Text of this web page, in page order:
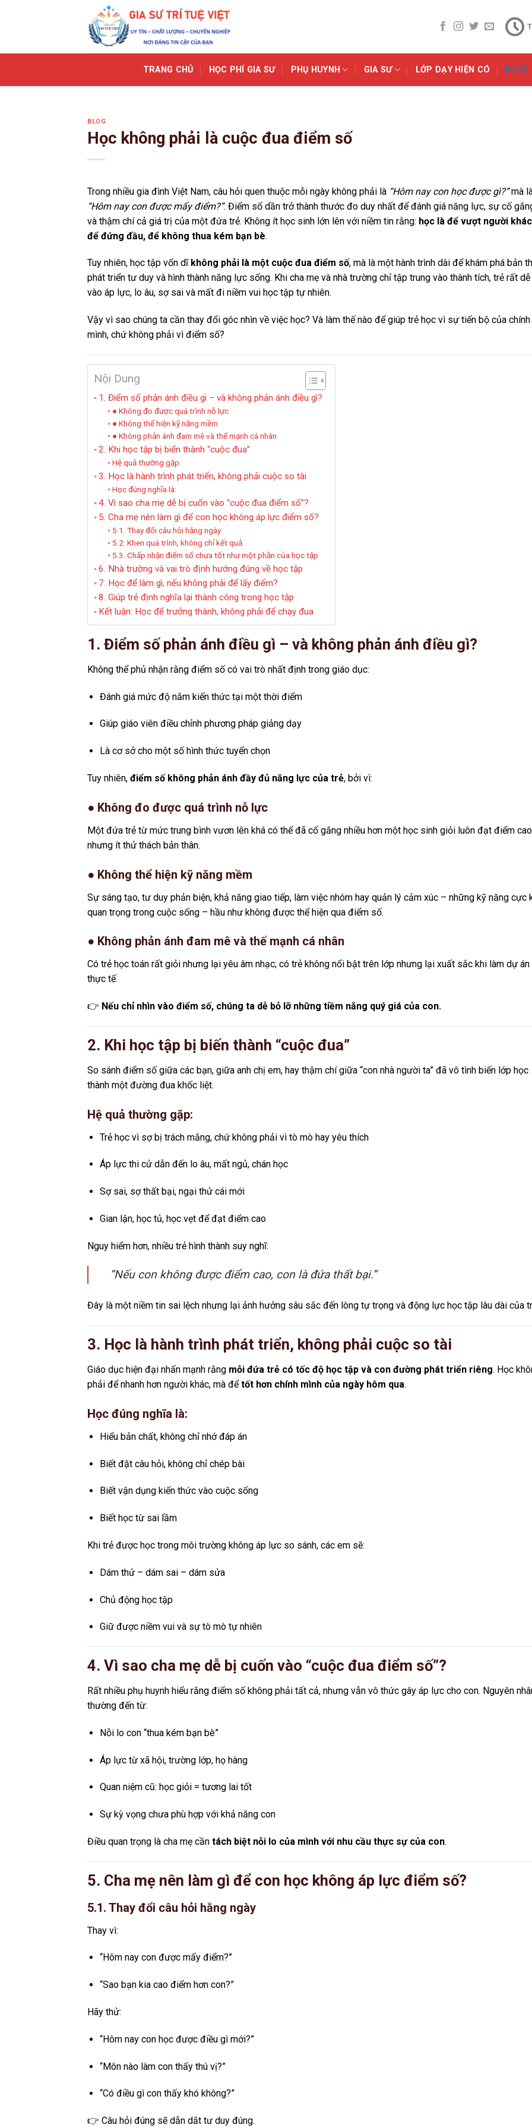
TRANG CHỦ HỌC PHÍ GIA SƯ PHỤ HUYNH GIA SƯ LỚP DẠY HIỆN CÓ BLOG
BLOG
Học không phải là cuộc đua điểm số
Trong nhiều gia đình Việt Nam, câu hỏi quen thuộc mỗi ngày không phải là “Hôm nay con học được gì?”mà
“Hôm nay con được mấy điểm?”. Điểm số dần trở thành thước đo duy nhất để đánh giá năng lực, sự cố
và thậm chí cả giá trị của một đứa trẻ. Không ít học sinh lớn lên với niềm tin rằng: học là để vượt người
để đứng đầu, để không thua kém bạn bè.
Tuy nhiên, học tập vốn dĩ không phải là một cuộc đua điểm số, mà là một hành trình dài để khám phá bản
phát triển tư duy và hình thành năng lực sống. Khi cha mẹ và nhà trường chỉ tập trung vào thành tích, trẻ rất
vào áp lực, lo âu, sợ sai và mất đi niềm vui học tập tự nhiên.
Vậy vì sao chúng ta cần thay đổi góc nhìn về việc học? Và làm thế nào để giúp trẻ học vì sự tiến bộ của chính
mình, chứ không phải vì điểm số?
Nội Dung
1. Điểm số phản ánh điều gì – và không phản ánh điều gì?
● Không đo được quá trình nỗ lực
● Không thể hiện kỹ năng mềm
● Không phản ánh đam mê và thế mạnh cá nhân
2. Khi học tập bị biến thành “cuộc đua”
Hệ quả thường gặp:
3. Học là hành trình phát triển, không phải cuộc so tài
Học đúng nghĩa là:
4. Vì sao cha mẹ dễ bị cuốn vào “cuộc đua điểm số”?
5. Cha mẹ nên làm gì để con học không áp lực điểm số?
5.1. Thay đổi câu hỏi hằng ngày
5.2. Khen quá trình, không chỉ kết quả
5.3. Chấp nhận điểm số chưa tốt như một phần của học tập
6. Nhà trường và vai trò định hướng đúng về học tập
7. Học để làm gì, nếu không phải để lấy điểm?
8. Giúp trẻ định nghĩa lại thành công trong học tập
Kết luận: Học để trưởng thành, không phải để chạy đua
1. Điểm số phản ánh điều gì – và không phản ánh điều gì?
Không thể phủ nhận rằng điểm số có vai trò nhất định trong giáo dục:
Đánh giá mức độ nắm kiến thức tại một thời điểm
Giúp giáo viên điều chỉnh phương pháp giảng dạy
Là cơ sở cho một số hình thức tuyển chọn
Tuy nhiên, điểm số không phản ánh đầy đủ năng lực của trẻ, bởi vì:
● Không đo được quá trình nỗ lực
Một đứa trẻ từ mức trung bình vươn lên khá có thể đã cố gắng nhiều hơn một học sinh giỏi luôn đạt điểm cao
nhưng ít thử thách bản thân.
● Không thể hiện kỹ năng mềm
Sự sáng tạo, tư duy phản biện, khả năng giao tiếp, làm việc nhóm hay quản lý cảm xúc – những kỹ năng cực
quan trọng trong cuộc sống – hầu như không được thể hiện qua điểm số.
● Không phản ánh đam mê và thế mạnh cá nhân
Có trẻ học toán rất giỏi nhưng lại yêu âm nhạc; có trẻ không nổi bật trên lớp nhưng lại xuất sắc khi làm dự án
thực tế.
👉 Nếu chỉ nhìn vào điểm số, chúng ta dễ bỏ lỡ những tiềm năng quý giá của con.
2. Khi học tập bị biến thành “cuộc đua”
So sánh điểm số giữa các bạn, giữa anh chị em, hay thậm chí giữa “con nhà người ta” đã vô tình biến lớp học
thành một đường đua khốc liệt.
Hệ quả thường gặp:
Trẻ học vì sợ bị trách mắng, chứ không phải vì tò mò hay yêu thích
Áp lực thi cử dẫn đến lo âu, mất ngủ, chán học
Sợ sai, sợ thất bại, ngại thử cái mới
Gian lận, học tủ, học vẹt để đạt điểm cao
Nguy hiểm hơn, nhiều trẻ hình thành suy nghĩ:
“Nếu con không được điểm cao, con là đứa thất bại.”
Đây là một niềm tin sai lệch nhưng lại ảnh hưởng sâu sắc đến lòng tự trọng và động lực học tập lâu dài của
3. Học là hành trình phát triển, không phải cuộc so tài
Giáo dục hiện đại nhấn mạnh rằng mỗi đứa trẻ có tốc độ học tập và con đường phát triển riêng. Học
phải để nhanh hơn người khác, mà đểtốt hơn chính mình của ngày hôm qua.
Học đúng nghĩa là:
Hiểu bản chất, không chỉ nhớ đáp án
Biết đặt câu hỏi, không chỉ chép bài
Biết vận dụng kiến thức vào cuộc sống
Biết học từ sai lầm
Khi trẻ được học trong môi trường không áp lực so sánh, các em sẽ:
Dám thử – dám sai – dám sửa
Chủ động học tập
Giữ được niềm vui và sự tò mò tự nhiên
4. Vì sao cha mẹ dễ bị cuốn vào “cuộc đua điểm số”?
Rất nhiều phụ huynh hiểu rằng điểm số không phải tất cả, nhưng vẫn vô thức gây áp lực cho con. Nguyên
thường đến từ:
Nỗi lo con “thua kém bạn bè”
Áp lực từ xã hội, trường lớp, họ hàng
Quan niệm cũ: học giỏi = tương lai tốt
Sự kỳ vọng chưa phù hợp với khả năng con
Điều quan trọng là cha mẹ cần tách biệt nỗi lo của mình với nhu cầu thực sự của con.
5. Cha mẹ nên làm gì để con học không áp lực điểm số?
5.1. Thay đổi câu hỏi hằng ngày
Thay vì:
“Hôm nay con được mấy điểm?”
“Sao bạn kia cao điểm hơn con?”
Hãy thử:
“Hôm nay con học được điều gì mới?”
“Môn nào làm con thấy thú vị?”
“Có điều gì con thấy khó không?”
👉 Câu hỏi đúng sẽ dẫn dắt tư duy đúng.